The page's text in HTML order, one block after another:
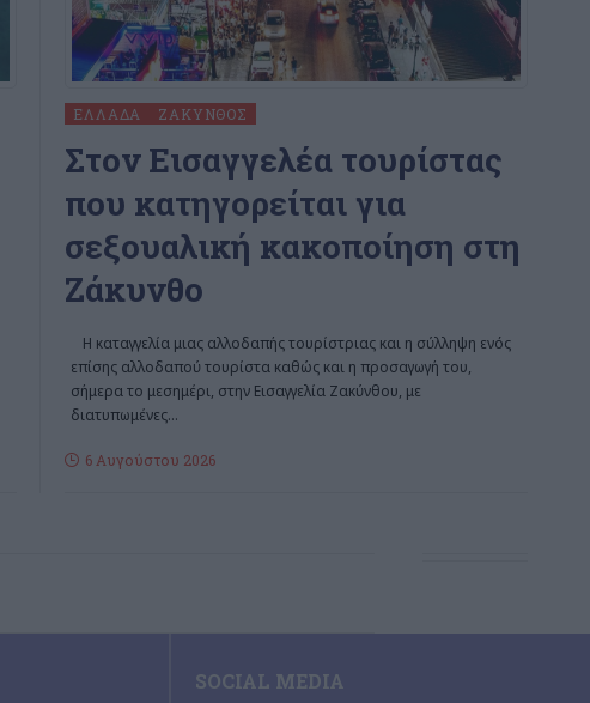
ΕΛΛΆΔΑ ΖΆΚΥΝΘΟΣ
Στον Εισαγγελέα τουρίστας
που κατηγορείται για
σεξουαλική κακοποίηση στη
Ζάκυνθο
Η καταγγελία μιας αλλοδαπής τουρίστριας και η σύλληψη ενός
επίσης αλλοδαπού τουρίστα καθώς και η προσαγωγή του,
σήμερα το μεσημέρι, στην Εισαγγελία Ζακύνθου, με
διατυπωμένες…
6 Αυγούστου 2026
SOCIAL MEDIA